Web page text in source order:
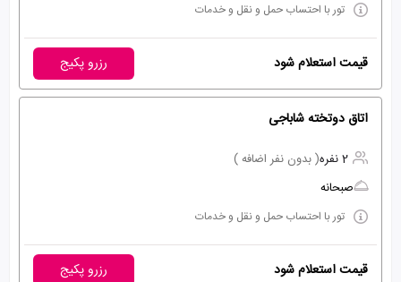
تور با احتساب حمل و نقل و خدمات
قیمت استعلام شود رزرو پکیج
اتاق دوتخته شاباجی
2 نفره
( بدون نفر اضافه )
صبحانه
تور با احتساب حمل و نقل و خدمات
قیمت استعلام شود رزرو پکیج